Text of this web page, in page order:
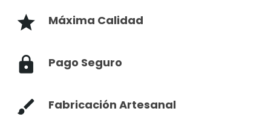
Máxima Calidad
Pago Seguro
Fabricación Artesanal